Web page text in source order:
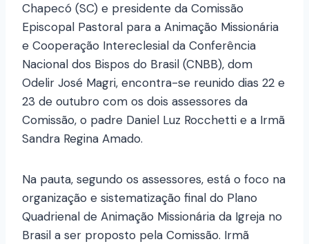
Chapecó (SC) e presidente da Comissão
Episcopal Pastoral para a Animação Missionária
e Cooperação Intereclesial da Conferência
Nacional dos Bispos do Brasil (CNBB), dom
Odelir José Magri, encontra-se reunido dias 22 e
23 de outubro com os dois assessores da
Comissão, o padre Daniel Luz Rocchetti e a Irmã
Sandra Regina Amado.
Na pauta, segundo os assessores, está o foco na
organização e sistematização final do Plano
Quadrienal de Animação Missionária da Igreja no
Brasil a ser proposto pela Comissão. Irmã